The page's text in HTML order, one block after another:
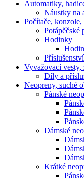
Automatiky,
Náustky na
Počítače,
Potápěčské
Hodinky
Vyvažovací vesty,
Díly a
Neopreny, suché
Pánské
Dámské
Krátké